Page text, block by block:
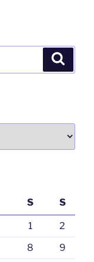
S S
1
2
8 9